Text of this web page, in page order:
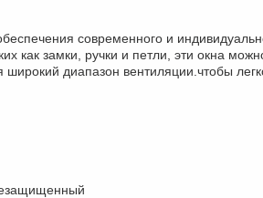
современного и
как замки, ручки и петли, эти окна
диапазон вентиляции.чтобы